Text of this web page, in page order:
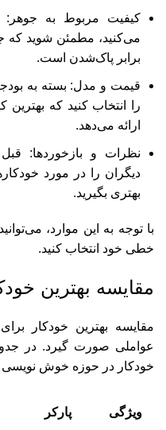
کیفیت مربوط به جوهر:
می‌کنید، مطمئن شوید که
برابر پاک‌شدن است.
قیمت و مدل: بسته به
را انتخاب کنید که
ارائه می‌دهد.
نظرات و بازخوردها:
دیگران را در مورد
بهتری بگیرید.
با توجه به این موارد،
‌خطی خود انتخاب کنید.
مقایسه بهترین
مقایسه بهترین خودکار
عواملی صورت گیرد. در
خودکار در حوزه خوش نویسی
ویژگی پارکر